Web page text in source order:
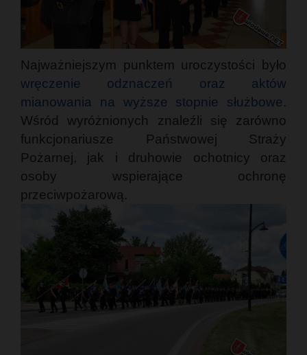
Najważniejszym punktem uroczystości było
wręczenie odznaczeń oraz aktów
mianowania na wyższe stopnie służbowe.
Wśród wyróżnionych znaleźli się zarówno
funkcjonariusze Państwowej Straży
Pożarnej, jak i druhowie ochotnicy oraz
osoby wspierające ochronę
przeciwpożarową.